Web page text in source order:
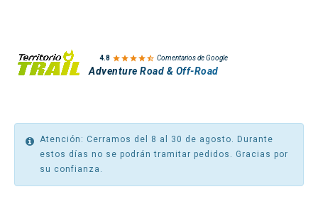
4.8  Comentarios de Google
Adventure Road & Off-Road
Atención: Cerramos del 8 al 30 de agosto. Durante
estos días no se podrán tramitar pedidos. Gracias por
su confianza.